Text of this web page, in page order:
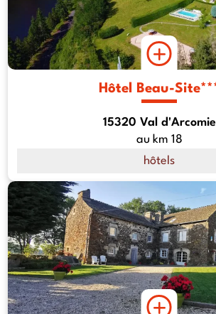
Hôtel Beau-
15320 Val d'Arcomie
au km 18
hôtels